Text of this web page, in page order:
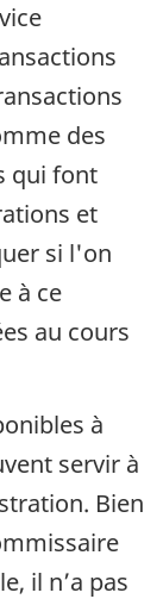
des
qui font
et
si l'on
à ce
au cours
à
servir à
Bien
il n’a pas